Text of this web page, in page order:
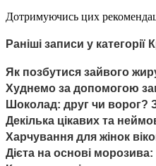
Дотримуючись цих
Раніші записи у категорії
Як позбутися зайвого
Худнемо за допомогою
Шоколад: друг чи ворог?
Декілька цікавих та
Харчування для жінок
Дієта на основі